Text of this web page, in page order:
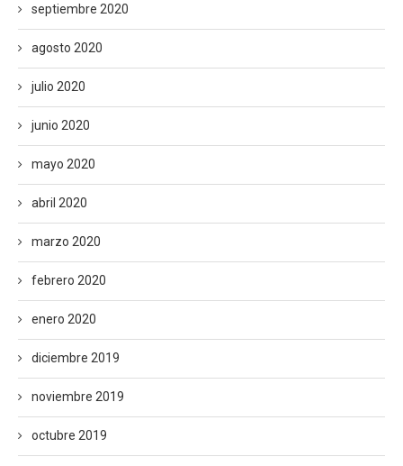
septiembre 2020
agosto 2020
julio 2020
junio 2020
mayo 2020
abril 2020
marzo 2020
febrero 2020
enero 2020
diciembre 2019
noviembre 2019
octubre 2019